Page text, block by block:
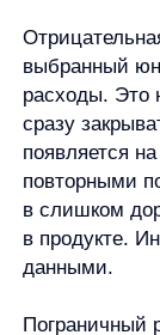
Как юнит-
commerce
В e-commerce
на нескольких
Первый
Здесь
переменные
Второй
Здесь важны